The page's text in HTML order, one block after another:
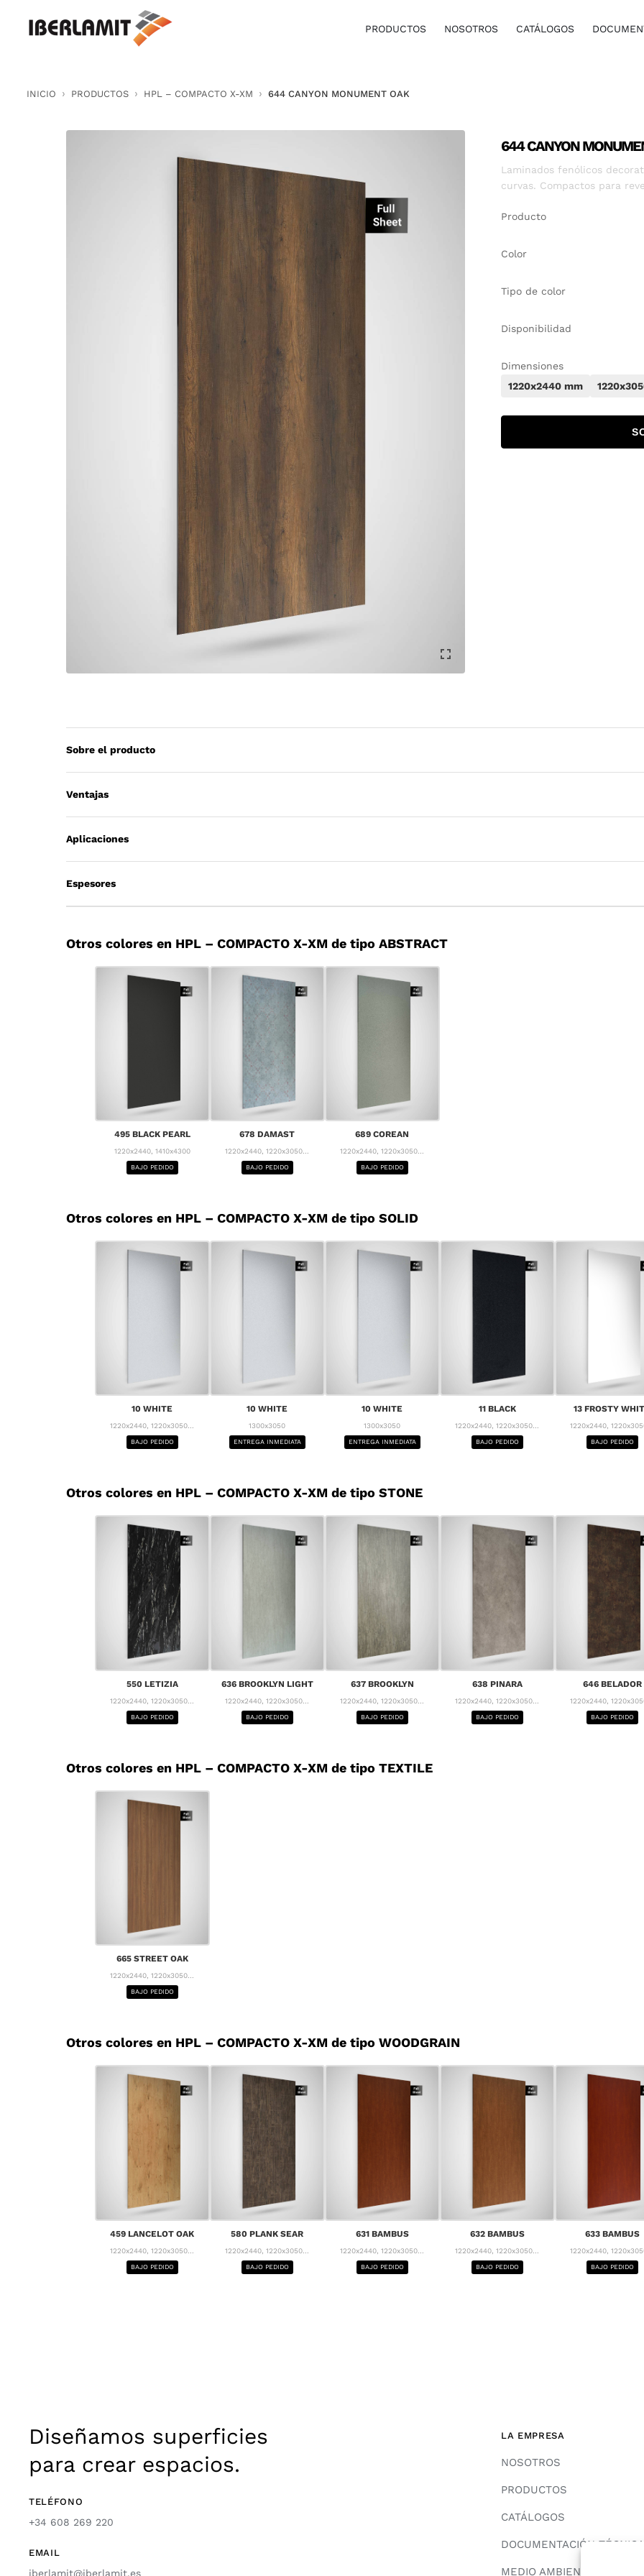
PRODUCTOS NOSOTROS CATÁLOGOS
INICIO PRODUCTOS HPL – COMPACTO X-XM 644 CANYON MONUMENT OAK
644 CANYON
Laminados fenólicos
curvas. Compactos para
Producto
Color
Tipo de color
Disponibilidad
Dimensiones
1220x2440 mm
Sobre el producto
Ventajas
Aplicaciones
Espesores
Otros colores en HPL – COMPACTO X-XM de tipo ABSTRACT
495 BLACK PEARL
1220x2440, 1410x4300
BAJO PEDIDO
678 DAMAST
1220x2440, 1220x3050...
BAJO PEDIDO
689 COREAN
1220x2440, 1220x3050...
BAJO PEDIDO
Otros colores en HPL – COMPACTO X-XM de tipo SOLID
10 WHITE
1220x2440, 1220x3050...
BAJO PEDIDO
10 WHITE
1300x3050
ENTREGA INMEDIATA
10 WHITE
1300x3050
ENTREGA INMEDIATA
11 BLACK
1220x2440, 1220x3050...
BAJO PEDIDO
13 FROSTY
1220x2440,
BAJO PEDIDO
Otros colores en HPL – COMPACTO X-XM de tipo STONE
550 LETIZIA
1220x2440, 1220x3050...
BAJO PEDIDO
636 BROOKLYN LIGHT
1220x2440, 1220x3050...
BAJO PEDIDO
637 BROOKLYN
1220x2440, 1220x3050...
BAJO PEDIDO
638 PINARA
1220x2440, 1220x3050...
BAJO PEDIDO
646 BELADOR
1220x2440,
BAJO PEDIDO
Otros colores en HPL – COMPACTO X-XM de tipo TEXTILE
665 STREET OAK
1220x2440, 1220x3050...
BAJO PEDIDO
Otros colores en HPL – COMPACTO X-XM de tipo WOODGRAIN
459 LANCELOT OAK
1220x2440, 1220x3050...
BAJO PEDIDO
580 PLANK SEAR
1220x2440, 1220x3050...
BAJO PEDIDO
631 BAMBUS
1220x2440, 1220x3050...
BAJO PEDIDO
632 BAMBUS
1220x2440, 1220x3050...
BAJO PEDIDO
633 BAMBUS
1220x2440,
BAJO PEDIDO
Diseñamos superficies
para crear espacios.
TELÉFONO
+34 608 269 220
EMAIL
iberlamit@iberlamit.es
LA EMPRESA
NOSOTROS
PRODUCTOS
CATÁLOGOS
DOCUMENTACIÓN TÉCNICA
MEDIO AMBIENTE